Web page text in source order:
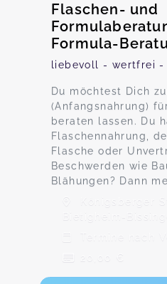
Flaschen- und
Formula-
liebevoll - wertfrei -
Du möchtest Dich
(Anfangsnahrung)
beraten lassen. Du
Flaschennahrung,
Flasche oder
Beschwerden wie
Blähungen? Dann
Königsberger
Bietigheim-
Termine nach
20,00 €